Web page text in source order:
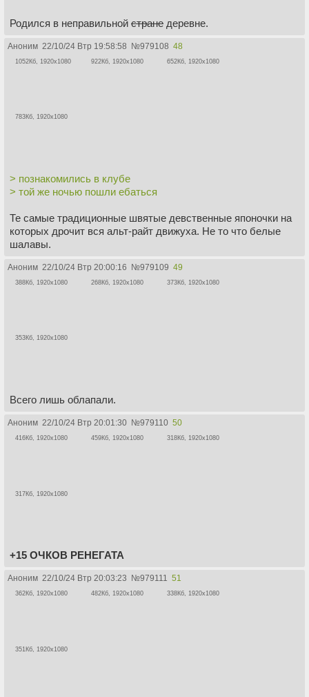
Родился в неправильной стране деревне.
Аноним 22/10/24 Втр 19:58:58 №979108 48
1052Кб, 1920x1080 922Кб, 1920x1080 652Кб, 1920x1080
783Кб, 1920x1080
> познакомились в клубе
> той же ночью пошли ебаться
Те самые традиционные швятые девственные японочки на
которых дрочит вся альт-райт движуха. Не то что белые
шалавы.
Аноним 22/10/24 Втр 20:00:16 №979109 49
388Кб, 1920x1080 268Кб, 1920x1080 373Кб, 1920x1080
353Кб, 1920x1080
Всего лишь облапали.
Аноним 22/10/24 Втр 20:01:30 №979110 50
416Кб, 1920x1080 459Кб, 1920x1080 318Кб, 1920x1080
317Кб, 1920x1080
+15 ОЧКОВ РЕНЕГАТА
Аноним 22/10/24 Втр 20:03:23 №979111 51
362Кб, 1920x1080 482Кб, 1920x1080 338Кб, 1920x1080
351Кб, 1920x1080